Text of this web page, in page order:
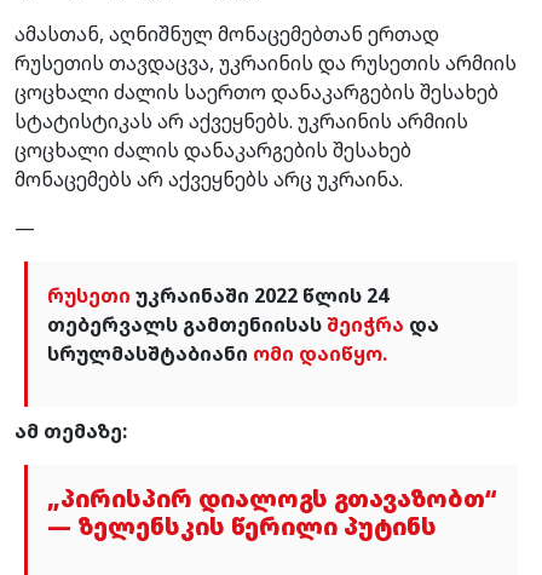
ამასთან, აღნიშნულ მონაცემებთან ერთად
რუსეთის თავდაცვა, უკრაინის და რუსეთის არმიის
ცოცხალი ძალის საერთო დანაკარგების შესახებ
სტატისტიკას არ აქვეყნებს. უკრაინის არმიის
ცოცხალი ძალის დანაკარგების შესახებ
მონაცემებს არ აქვეყნებს არც უკრაინა.
—
რუსეთი უკრაინაში 2022 წლის 24
თებერვალს გამთენიისასშეიჭრა და
სრულმასშტაბიანი ომი დაიწყო.
ამ თემაზე:
„პირისპირ დიალოგს გთავაზობთ“
— ზელენსკის წერილი პუტინს